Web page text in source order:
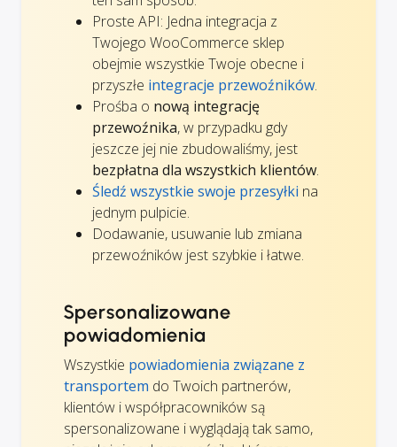
Proste API: Jedna integracja z
Twojego WooCommerce sklep
obejmie wszystkie Twoje obecne i
przyszłe integracje przewoźników.
Prośba o nową integrację
przewoźnika, w przypadku gdy
jeszcze jej nie zbudowaliśmy, jest
bezpłatna dla wszystkich klientów.
Śledź wszystkie swoje przesyłki na
jednym pulpicie.
Dodawanie, usuwanie lub zmiana
przewoźników jest szybkie i łatwe.
Spersonalizowane
powiadomienia
Wszystkie powiadomienia związane z
transportem do Twoich partnerów,
klientów i współpracowników są
spersonalizowane i wyglądają tak samo,